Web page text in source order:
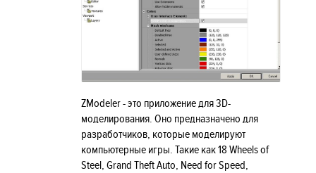
ZModeler - это приложение для 3D-
моделирования. Оно предназначено для
разработчиков, которые моделируют
компьютерные игры. Такие как 18 Wheels of
Steel, Grand Theft Auto, Need for Speed,